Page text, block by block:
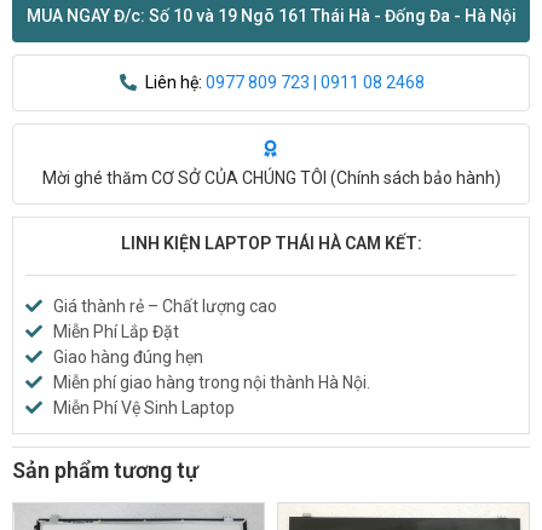
MUA NGAY Đ/c: Số 10 và 19 Ngõ 161 Thái Hà - Đống Đa - Hà Nội
Liên hệ: 0977 809 723 | 0911 08 2468
Mời ghé thăm CƠ SỞ CỦA CHÚNG TÔI (Chính sách bảo hành)
LINH KIỆN LAPTOP THÁI HÀ CAM KẾT:
Giá thành rẻ – Chất lượng cao
Miễn Phí Lắp Đặt
Giao hàng đúng hẹn
Miễn phí giao hàng trong nội thành Hà Nội.
Miễn Phí Vệ Sinh Laptop
Sản phẩm tương tự